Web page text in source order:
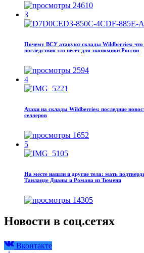
24610
3
Почему ВСУ атакуют склады Wildberries: что
последствия это несет для экономики России
2594
4
Атаки на склады Wildberries: последние
селлеров
1652
5
На месте нашли и другие тела: мать
Таиланде Дианы и Романа из Тюмени
14305
Новости в соц.сетях
Вконтакте